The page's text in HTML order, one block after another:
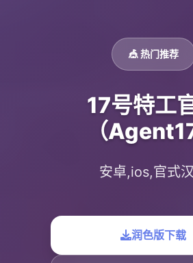
🎪 热门推荐
17号特工
（
安卓,ios,官式
润色版下载